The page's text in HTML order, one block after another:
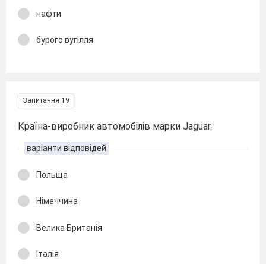
нафти
бурого вугілля
Запитання 19
Країна-виробник автомобілів марки Jaguar.
варіанти відповідей
Польща
Німеччина
Велика Британія
Італія